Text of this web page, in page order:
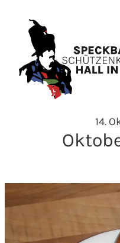
Inhalt
springen
14.